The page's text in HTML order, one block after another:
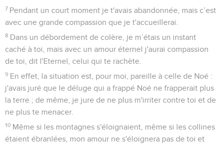
7 Pendant un court moment je t'avais abandonnée, mais c’est
avec une grande compassion que je t'accueillerai.
8 Dans un débordement de colère, je m’étais un instant
caché à toi, mais avec un amour éternel j'aurai compassion
de toi, dit l'Eternel, celui qui te rachète.
9 En effet, la situation est, pour moi, pareille à celle de Noé :
j'avais juré que le déluge qui a frappé Noé ne frapperait plus
la terre ; de même, je jure de ne plus m'irriter contre toi et de
ne plus te menacer.
10 Même si les montagnes s'éloignaient, même si les collines
étaient ébranlées, mon amour ne s'éloignera pas de toi et